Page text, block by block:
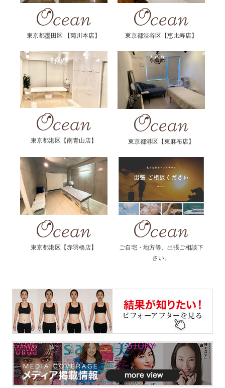
東京都墨田区 【菊川本店】 東京都渋谷区【恵比寿店】
東京都港区【南青山店】 東京都港区【東麻布店】
東京都港区【赤羽橋店】
ご自宅・地方等、出張ご相談下
さい。